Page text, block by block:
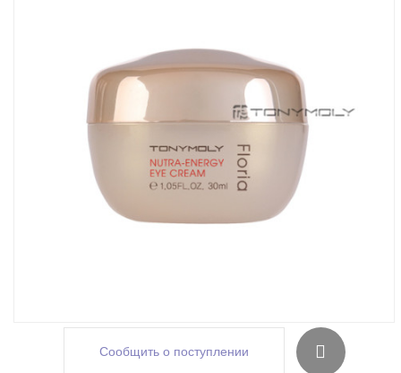
Сообщить о поступлении